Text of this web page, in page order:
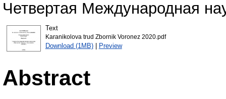
Четвертая Международная
Text
Karanikolova trud Zbornik Voronez 2020.pdf
Download (1MB)| Preview
Abstract